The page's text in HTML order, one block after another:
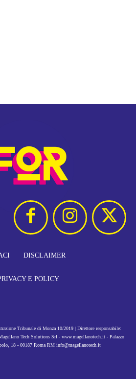
DISCLAIMER
E POLICY
Tribunale di Monza 10/2019 | Direttore responsabile:
Tech Solutions Srl - www.magellanotech.it - Palazzo
18 - 00187 Roma RM info@magellanotech.it